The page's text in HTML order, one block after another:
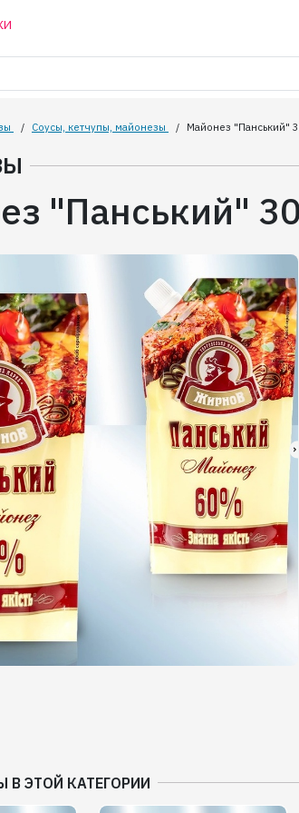
/ Соусы, кетчупы, майонезы / Майонез "Панський"
"Панський"
В ЭТОЙ КАТЕГОРИИ